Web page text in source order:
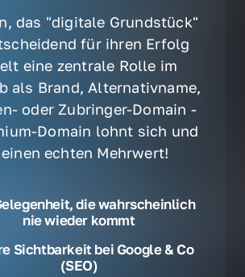
das "digitale Grundstück"
für ihren Erfolg
eine zentrale Rolle im
als Brand, Alternativname,
oder Zubringer-Domain -
Domain lohnt sich und
echten Mehrwert!
die wahrscheinlich
nie wieder kommt
Sichtbarkeit bei Google & Co
(SEO)